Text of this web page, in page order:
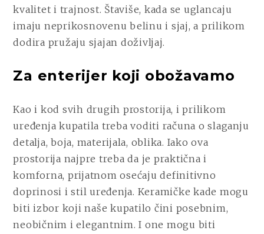
kvalitet i trajnost. Štaviše, kada se uglancaju
imaju neprikosnovenu belinu i sjaj, a prilikom
dodira pružaju sjajan doživljaj.
Za enterijer koji obožavamo
Kao i kod svih drugih prostorija, i prilikom
uređenja kupatila treba voditi računa o slaganju
detalja, boja, materijala, oblika. Iako ova
prostorija najpre treba da je praktična i
komforna, prijatnom osećaju definitivno
doprinosi i stil uređenja. Keramičke kade mogu
biti izbor koji naše kupatilo čini posebnim,
neobičnim i elegantnim. I one mogu biti